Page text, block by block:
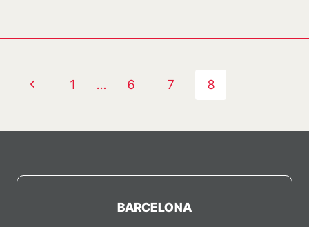
Navegació
pàgines
Pàgina
1 … 6 7 8
BARCELONA